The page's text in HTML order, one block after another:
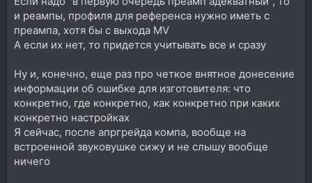
и реампы, профиля для референса нужно иметь с
преампа, хотя бы с выхода MV
А если их нет, то придется учитывать все и сразу
Ну и, конечно, еще раз про четкое внятное донесение
информации об ошибке для изготовителя: что
конкретно, где конкретно, как конкретно при каких
конкретно настройках
Я сейчас, после апргрейда компа, вообще на
встроенной звуковушке сижу и не слышу вообще
ничего